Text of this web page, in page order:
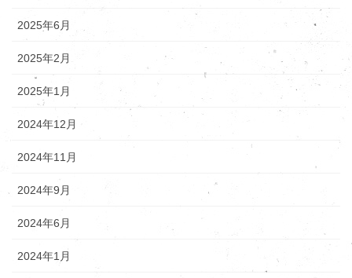
2025年6月
2025年2月
2025年1月
2024年12月
2024年11月
2024年9月
2024年6月
2024年1月